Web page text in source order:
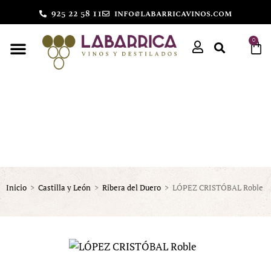
925 22 58 11 info@labarricavinos.com
0
Inicio > Castilla y León > Ribera del Duero > LÓPEZ CRISTÓBAL Roble